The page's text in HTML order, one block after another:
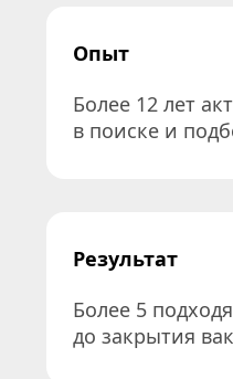
Опыт
Более 12 лет
в поиске и
Результат
Более 5
до закрытия